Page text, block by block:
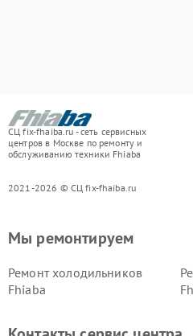
СЦ fix-fhaiba.ru - сеть сервисных
центров в Москве по ремонту и
обслуживанию техники Fhiaba
2021-2026 © СЦ fix-fhaiba.ru
Мы ремонтируем
Ремонт холодильников
Fhiaba